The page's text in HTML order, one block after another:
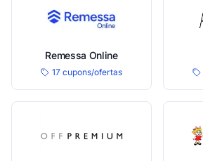
Remessa Online
17 cupons/ofertas